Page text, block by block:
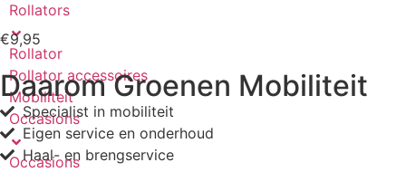
Rollators
Rollator
Rollator accessoires
Mobiliteit
Occasions
Occasions
€9,95
Daarom Groenen Mobiliteit
Specialist in mobiliteit
Eigen service en onderhoud
Haal- en brengservice